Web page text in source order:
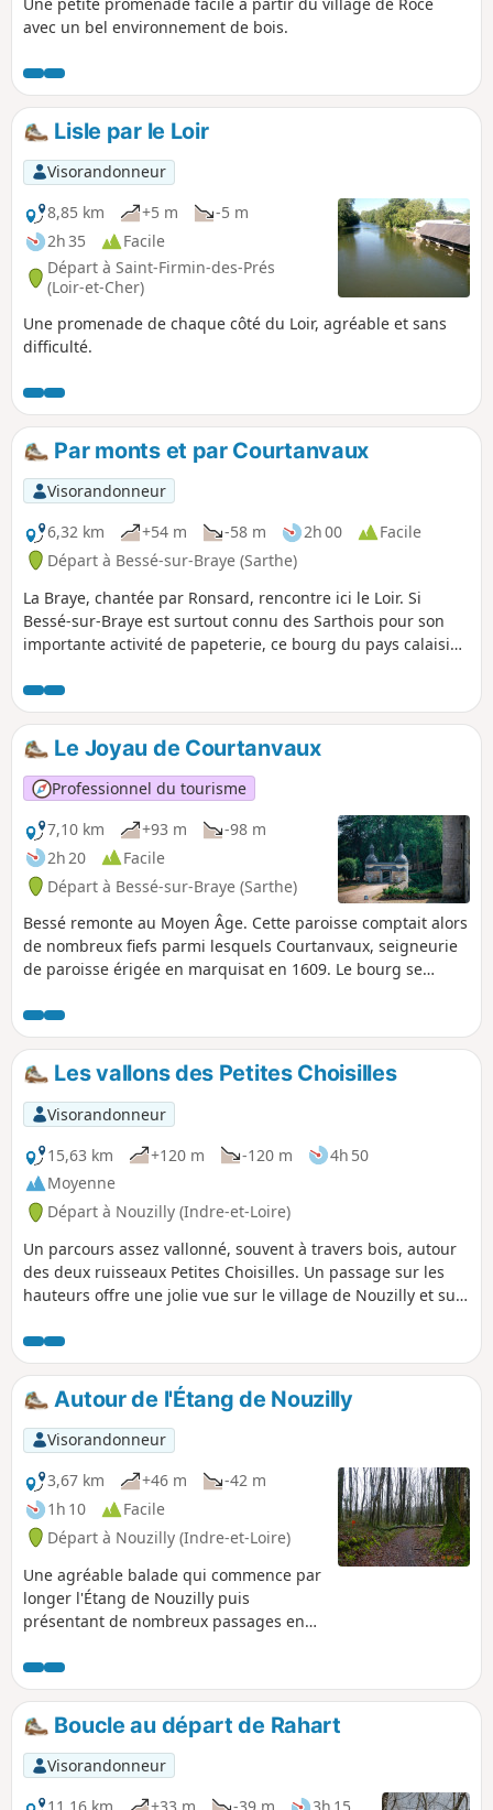
avec un bel environnement de bois.
Lisle par le Loir
Visorandonneur
8,85 km
+5 m
-5 m
2h 35
Facile
Départ à Saint-Firmin-des-Prés
(Loir-et-Cher)
Une promenade de chaque côté du Loir, agréable et sans
difficulté.
Par monts et par Courtanvaux
Visorandonneur
6,32 km
+54 m -58 m 2h 00
Facile
Départ à Bessé-sur-Braye (Sarthe)
La Braye, chantée par Ronsard, rencontre ici le Loir. Si
Bessé-sur-Braye est surtout connu des Sarthois pour son
importante activité de papeterie, ce bourg du pays calaisien
Courtanvaux qui aurait accueilli Henri IV. Son grand parc
boisé étant accessible au public librement toute l'année,
c'est le point de départ de cette balade qui explore par
ailleurs un joli bocage sur une petite route goudronnée.
Le Joyau de Courtanvaux
Professionnel du tourisme
7,10 km
+93 m
-98 m
2h 20
Facile
Départ à Bessé-sur-Braye (Sarthe)
Bessé remonte au Moyen Âge. Cette paroisse comptait alors
de nombreux fiefs parmi lesquels Courtanvaux, seigneurie
de paroisse érigée en marquisat en 1609. Le bourg se
l’implantation de sites pré-industriels, comme en
témoignent la fabrique de coton établie par Elie Savatier en
1735 (à la place d’un ancien site de fabrication d’étamines)
ou le moulin à papier créé sur le site de la Roche en 1824.
Ce dernier est devenu depuis le principal site industriel de
la commune.
Les vallons des Petites Choisilles
Visorandonneur
15,63 km
+120 m -120 m
4h 50
Moyenne
Départ à Nouzilly (Indre-et-Loire)
Un parcours assez vallonné, souvent à travers bois, autour
des deux ruisseaux Petites Choisilles. Un passage sur les
hauteurs offre une jolie vue sur le village de Nouzilly et sur
Autour de l'Étang de Nouzilly
Visorandonneur
3,67 km
+46 m
-42 m
1h 10
Facile
Départ à Nouzilly (Indre-et-Loire)
Une agréable balade qui commence par
longer l'Étang de Nouzilly puis
présentant de nombreux passages en
Boucle au départ de Rahart
Visorandonneur